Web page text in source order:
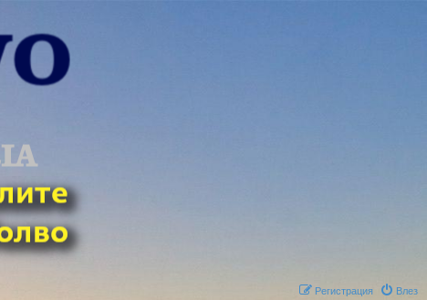
Влез
Регистрация